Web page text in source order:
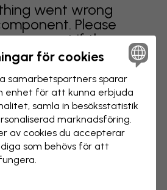
went wrong
Please
support if the
sidan 1 av 1 sidor
för cookies
samarbets­partners sparar
enhet för att kunna erbjuda
samla in besöks­statistik
marknads­föring.
av cookies du accepterar
som behövs för att